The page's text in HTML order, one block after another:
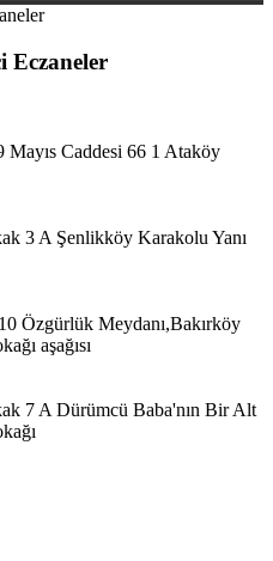
Eczaneler
Mayıs Caddesi 66 1 Ataköy
3 A Şenlikköy Karakolu Yanı
Özgürlük Meydanı,Bakırköy
aşağısı
7 A Dürümcü Baba'nın Bir Alt